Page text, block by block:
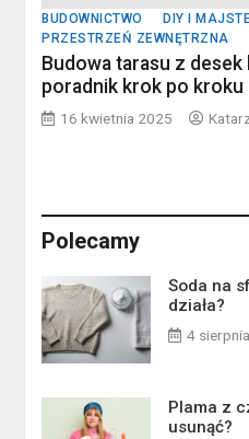
BUDOWNICTWO
DIY I
PRZESTRZEŃ ZEWNĘTRZNA
Budowa tarasu z
poradnik krok po kroku
16 kwietnia 2025
Polecamy
Soda na
działa?
4
Plama z
usunąć?